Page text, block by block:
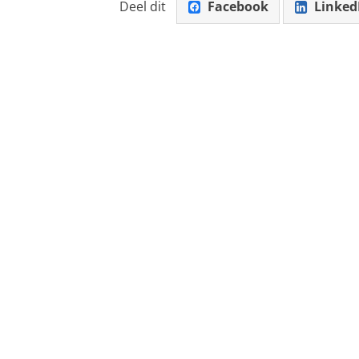
Deel dit Facebook